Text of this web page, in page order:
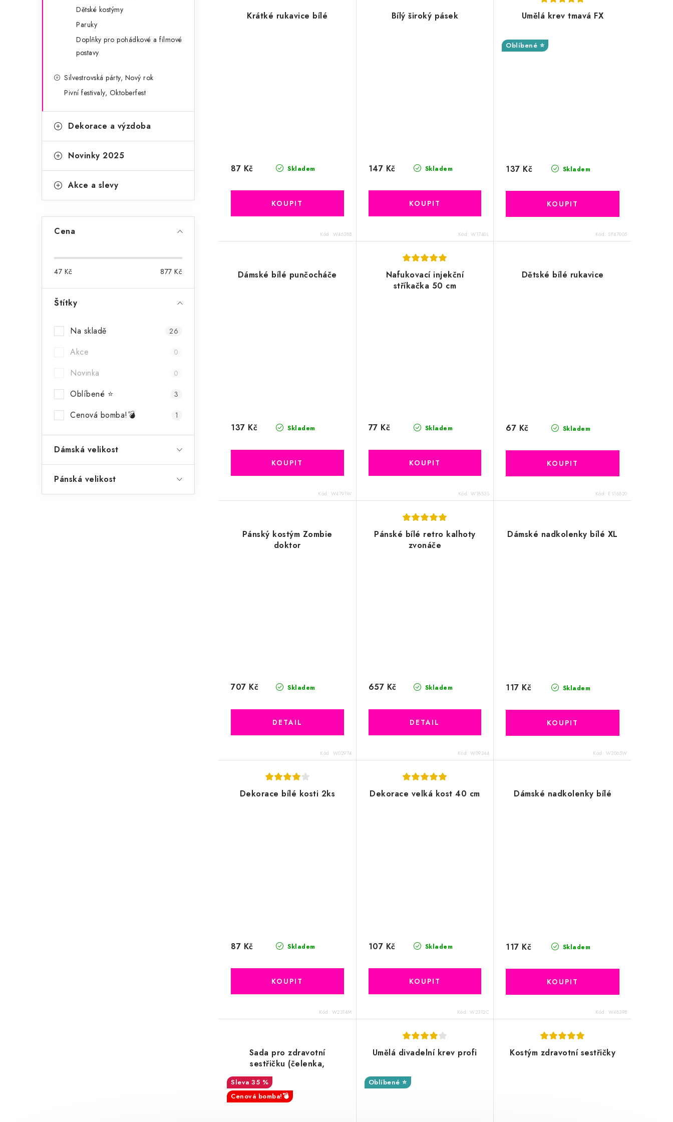
Dětské kostýmy
Paruky
Doplňky pro pohádkové a filmové
postavy
Silvestrovská párty, Nový rok
Pivní festivaly, Oktoberfest
Dekorace a výzdoba
Novinky 2025
Akce a slevy
Cena
47 Kč 877 Kč
Štítky
Na skladě 26
Akce 0
Novinka 0
Oblíbené ⭐ 3
Cenová bomba!💣 1
Dámská velikost
Pánská velikost
Krátké rukavice bílé
Skladem
87 Kč
Kód: W4638B
Bílý široký pásek
Skladem
147 Kč
Kód:W1740L
Umělá krev tmavá FX
Oblíbené ⭐
Skladem
137 Kč
Kód: SF47005
Dámské bílé punčocháče
Skladem
137 Kč
Kód: W4791W
Nafukovací injekční
stříkačka 50 cm
Skladem
77 Kč
Kód:W1853S
Dětské bílé rukavice
Skladem
67 Kč
Kód: ES16520
Pánský kostým Zombie
doktor
Skladem
707 Kč
Kód: W02974
Pánské bílé retro kalhoty
zvonáče
Skladem
657 Kč
Kód:W09244
Dámské nadkolenky bílé XL
Skladem
117 Kč
Kód: W2065W
Dekorace bílé kosti 2ks
Skladem
87 Kč
Kód: W2314M
Dekorace velká kost 40 cm
Skladem
107 Kč
Kód:W2312C
Dámské nadkolenky bílé
Skladem
117 Kč
Kód: W4839B
Sada pro zdravotní
sestřičku (čelenka,
podvazek a stetoskop)
35 %
Cenová bomba!💣
Umělá divadelní krev profi
Oblíbené ⭐
Kostým zdravotní sestřičky